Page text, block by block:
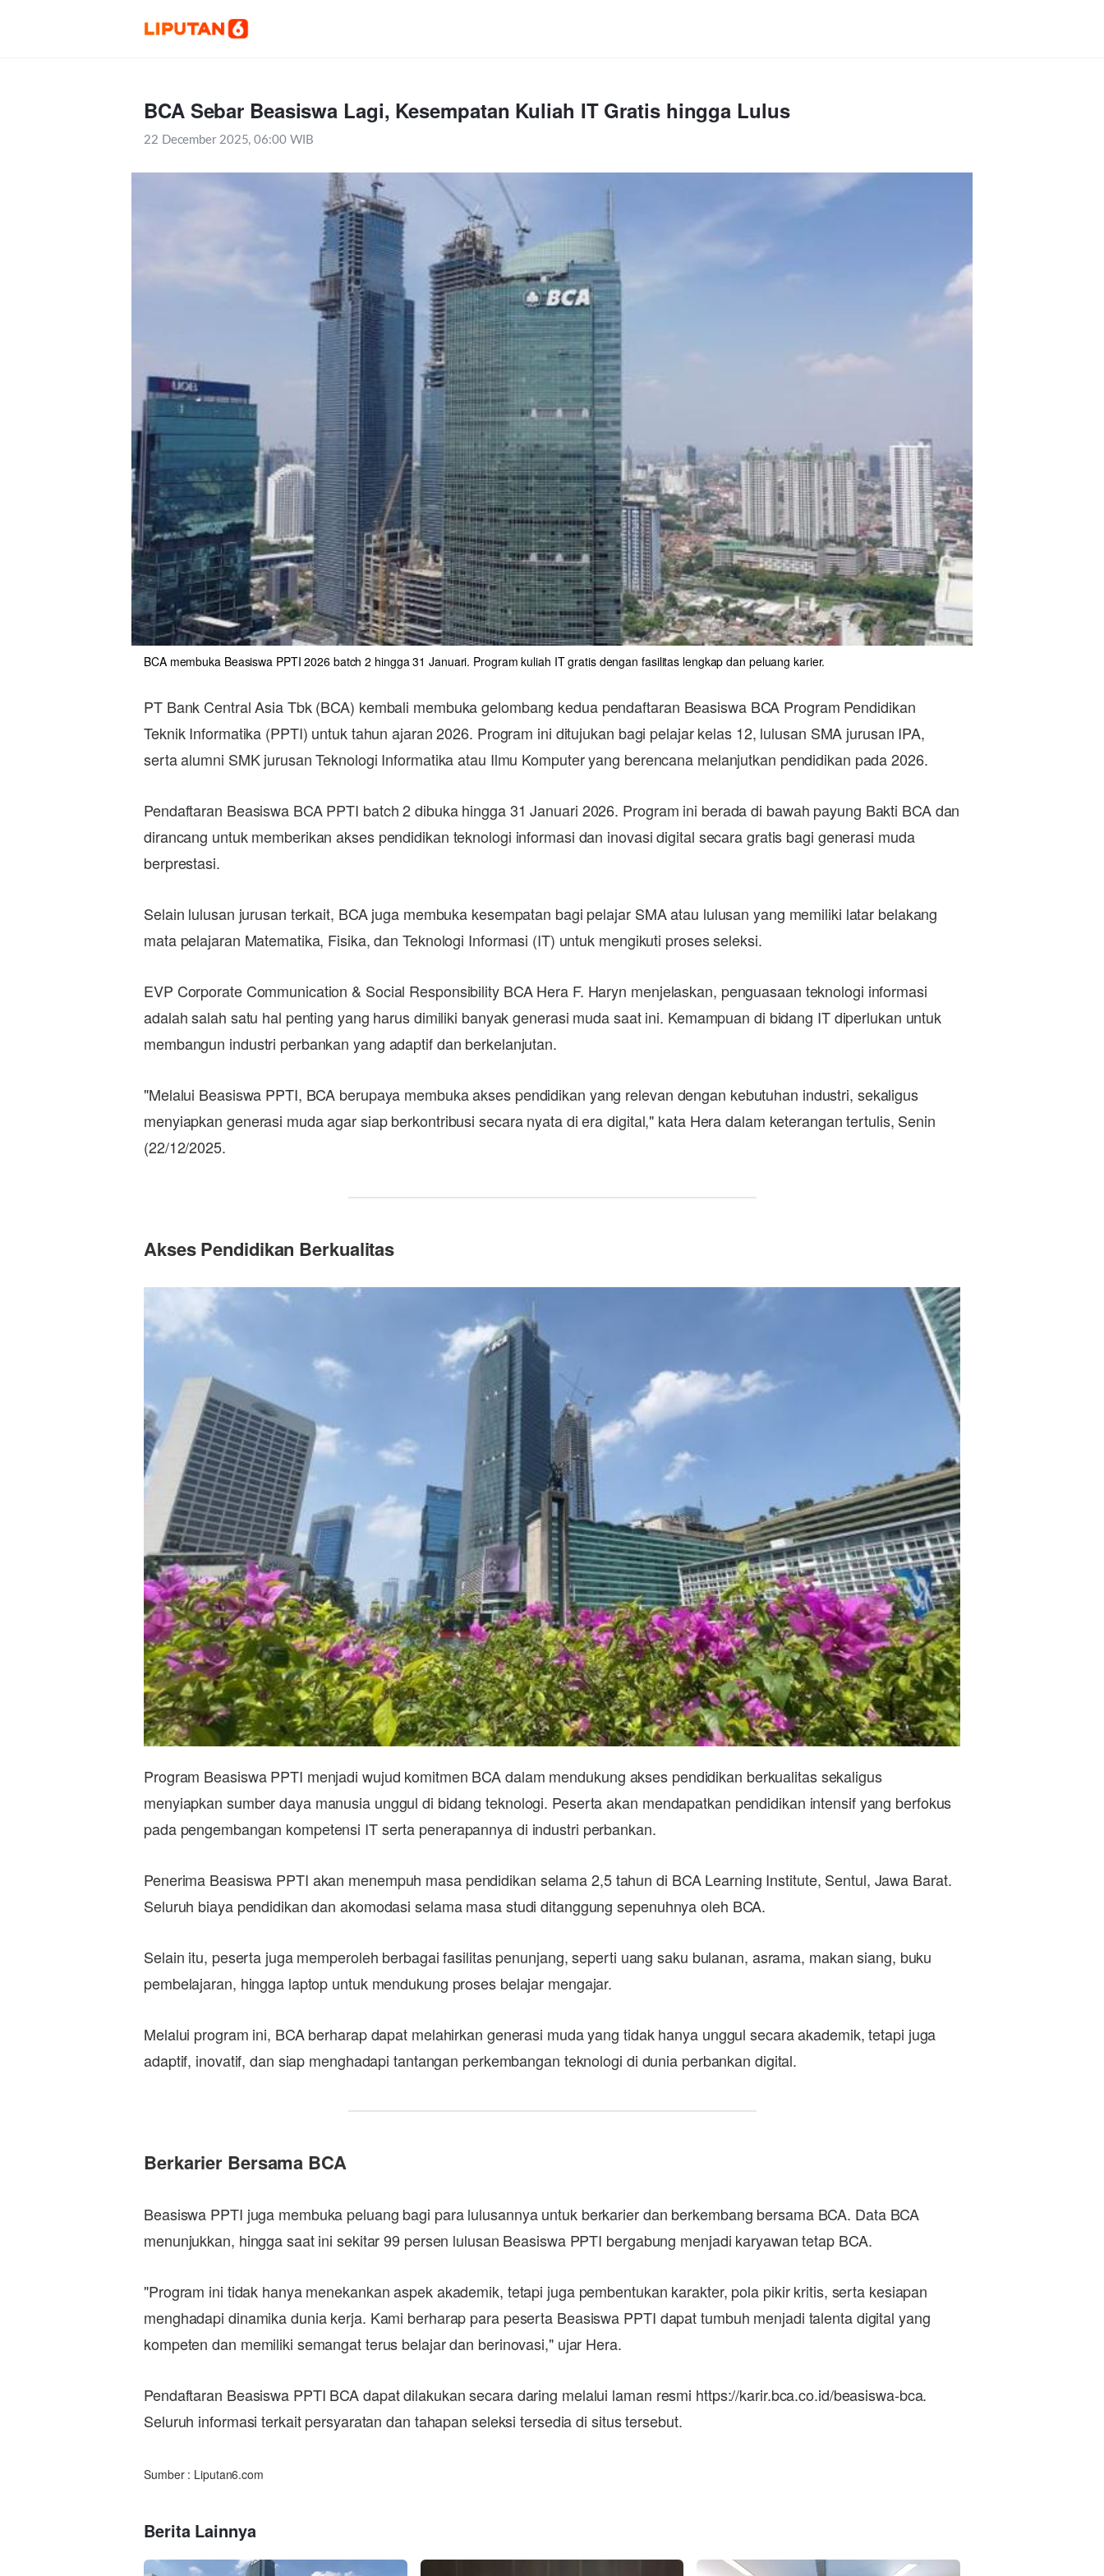
BCA Sebar Beasiswa Lagi, Kesempatan Kuliah IT Gratis hingga Lulus
22 December 2025, 06:00 WIB
BCA membuka Beasiswa PPTI 2026 batch 2 hingga 31 Januari. Program kuliah IT gratis dengan fasilitas lengkap dan peluang karier.
PT Bank Central Asia Tbk (BCA) kembali membuka gelombang kedua pendaftaran Beasiswa BCA Program Pendidikan
Teknik Informatika (PPTI) untuk tahun ajaran 2026. Program ini ditujukan bagi pelajar kelas 12, lulusan SMA jurusan IPA,
serta alumni SMK jurusan Teknologi Informatika atau Ilmu Komputer yang berencana melanjutkan pendidikan pada 2026.
Pendaftaran Beasiswa BCA PPTI batch 2 dibuka hingga 31 Januari 2026. Program ini berada di bawah payung Bakti BCA dan
dirancang untuk memberikan akses pendidikan teknologi informasi dan inovasi digital secara gratis bagi generasi muda
berprestasi.
Selain lulusan jurusan terkait, BCA juga membuka kesempatan bagi pelajar SMA atau lulusan yang memiliki latar belakang
mata pelajaran Matematika, Fisika, dan Teknologi Informasi (IT) untuk mengikuti proses seleksi.
EVP Corporate Communication & Social Responsibility BCA Hera F. Haryn menjelaskan, penguasaan teknologi informasi
adalah salah satu hal penting yang harus dimiliki banyak generasi muda saat ini. Kemampuan di bidang IT diperlukan untuk
membangun industri perbankan yang adaptif dan berkelanjutan.
"Melalui Beasiswa PPTI, BCA berupaya membuka akses pendidikan yang relevan dengan kebutuhan industri, sekaligus
menyiapkan generasi muda agar siap berkontribusi secara nyata di era digital," kata Hera dalam keterangan tertulis, Senin
(22/12/2025.
Akses Pendidikan Berkualitas
Program Beasiswa PPTI menjadi wujud komitmen BCA dalam mendukung akses pendidikan berkualitas sekaligus
menyiapkan sumber daya manusia unggul di bidang teknologi. Peserta akan mendapatkan pendidikan intensif yang berfokus
pada pengembangan kompetensi IT serta penerapannya di industri perbankan.
Penerima Beasiswa PPTI akan menempuh masa pendidikan selama 2,5 tahun di BCA Learning Institute, Sentul, Jawa Barat.
Seluruh biaya pendidikan dan akomodasi selama masa studi ditanggung sepenuhnya oleh BCA.
Selain itu, peserta juga memperoleh berbagai fasilitas penunjang, seperti uang saku bulanan, asrama, makan siang, buku
pembelajaran, hingga laptop untuk mendukung proses belajar mengajar.
Melalui program ini, BCA berharap dapat melahirkan generasi muda yang tidak hanya unggul secara akademik, tetapi juga
adaptif, inovatif, dan siap menghadapi tantangan perkembangan teknologi di dunia perbankan digital.
Berkarier Bersama BCA
Beasiswa PPTI juga membuka peluang bagi para lulusannya untuk berkarier dan berkembang bersama BCA. Data BCA
menunjukkan, hingga saat ini sekitar 99 persen lulusan Beasiswa PPTI bergabung menjadi karyawan tetap BCA.
"Program ini tidak hanya menekankan aspek akademik, tetapi juga pembentukan karakter, pola pikir kritis, serta kesiapan
menghadapi dinamika dunia kerja. Kami berharap para peserta Beasiswa PPTI dapat tumbuh menjadi talenta digital yang
kompeten dan memiliki semangat terus belajar dan berinovasi," ujar Hera.
Pendaftaran Beasiswa PPTI BCA dapat dilakukan secara daring melalui laman resmi https://karir.bca.co.id/beasiswa-bca.
Seluruh informasi terkait persyaratan dan tahapan seleksi tersedia di situs tersebut.
Sumber : Liputan6.com
Berita Lainnya